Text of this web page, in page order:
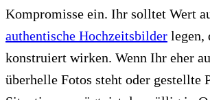
Kompromisse ein. Ihr solltet Wert
authentische Hochzeitsbilder legen,
konstruiert wirken. Wenn Ihr eher
überhelle Fotos steht oder gestellte